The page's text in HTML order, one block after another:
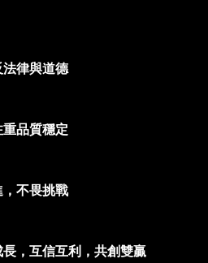
律與道德
品質穩定
不畏挑戰
，互信互利，共創雙贏